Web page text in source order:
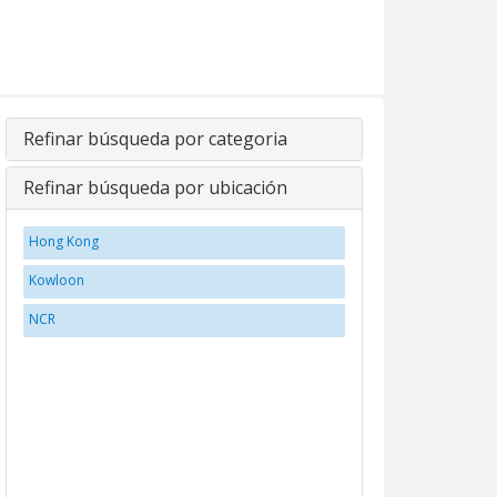
Refinar búsqueda por categoria
Refinar búsqueda por ubicación
Hong Kong
Kowloon
NCR